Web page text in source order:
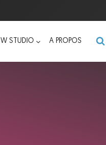
W STUDIO A PROPOS